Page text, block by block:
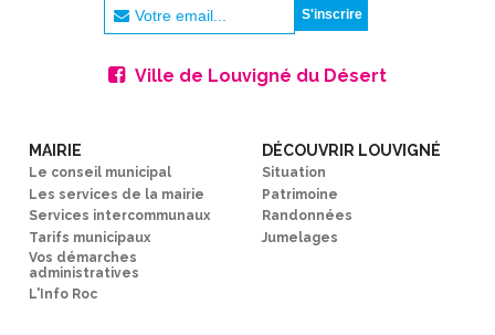
Ville de Louvigné du Désert
MAIRIE
Le conseil municipal
Les services de la mairie
Services intercommunaux
Tarifs municipaux
Vos démarches
administratives
L'Info Roc
DÉCOUVRIR LOUVIGNÉ
Situation
Patrimoine
Randonnées
Jumelages